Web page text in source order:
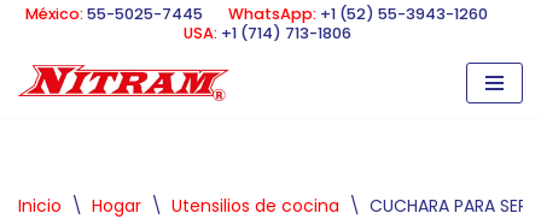
Saltar
al
México: 55-5025-7445 WhatsApp: +1 (52) 55-3943-1260
USA: +1 (714) 713-1806
Inicio \ Hogar \ Utensilios de cocina \ CUCHARA PARA